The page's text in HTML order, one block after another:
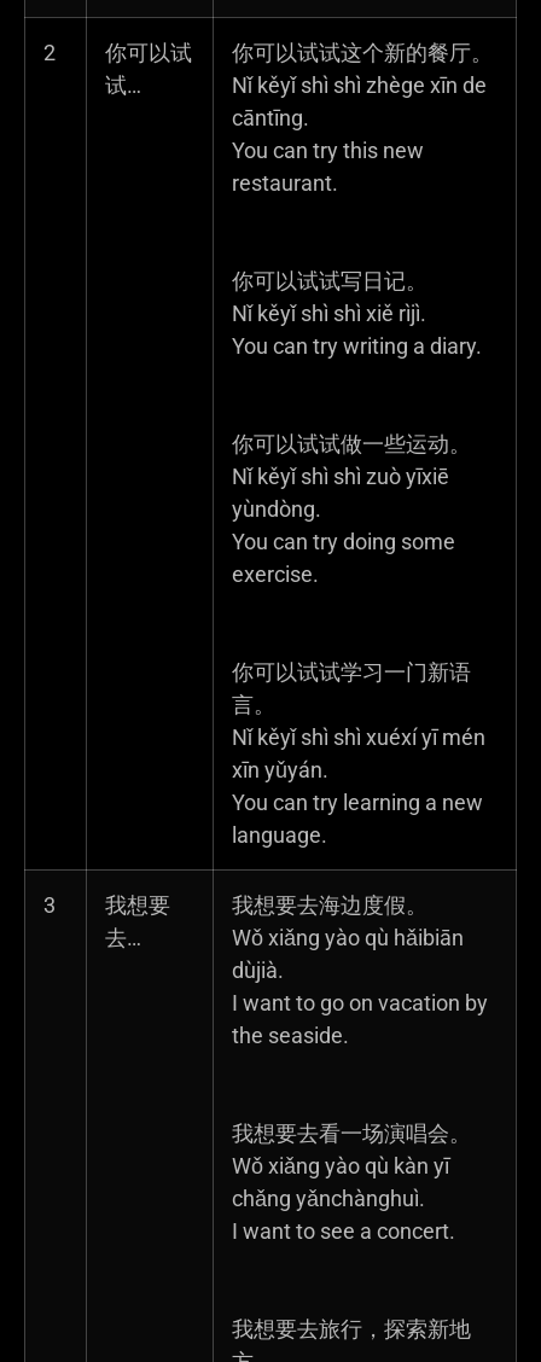
2
你可以试
试…
你可以试试这个新的餐厅。
Nǐ kěyǐ shì shì zhège xīn de
cāntīng.
You can try this new
restaurant.
你可以试试写日记。
Nǐ kěyǐ shì shì xiě rìjì.
You can try writing a diary.
你可以试试做一些运动。
Nǐ kěyǐ shì shì zuò yīxiē
yùndòng.
You can try doing some
exercise.
你可以试试学习一门新语
言。
Nǐ kěyǐ shì shì xuéxí yī mén
xīn yǔyán.
You can try learning a new
language.
3
我想要
去…
我想要去海边度假。
Wǒ xiǎng yào qù hǎibiān
dùjià.
I want to go on vacation by
the seaside.
我想要去看一场演唱会。
Wǒ xiǎng yào qù kàn yī
chǎng yǎnchànghuì.
I want to see a concert.
我想要去旅行，探索新地